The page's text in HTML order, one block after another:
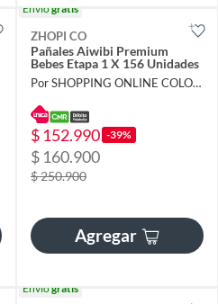
Envíogratis
ZHOPI CO
Pañales Aiwibi Premium
Bebes Etapa 1 X 156 Unidades
Por SHOPPING ONLINE COLOMBIA SAS
$ 152.990 -39%
$ 160.900
$ 250.900
Agregar
Envíogratis